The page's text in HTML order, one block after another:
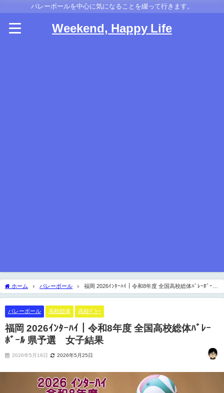
バレーボールを中心に気になることを綴って行きます。
Weekend, Happy Life
ホーム バレーボール
福岡 2026ｲﾝﾀｰﾊｲ｜令和8年度 全国高校総体ﾊﾞﾚｰﾎﾞｰﾙ
県予選 女子結果
バレーボール 高校総体 高校ﾊﾞﾚｰ
福岡 2026ｲﾝﾀｰﾊｲ｜令和8年度 全国高校総体ﾊﾞﾚｰ
ﾎﾞｰﾙ 県予選 女子結果
2026年5月16日 2026年5月25日